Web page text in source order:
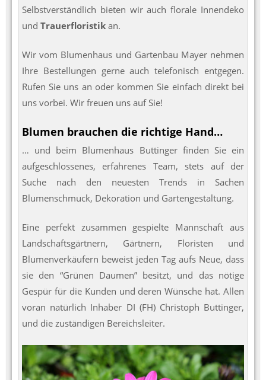
Selbstverständlich bieten wir auch florale Innendeko
und Trauerfloristik an.
Wir vom Blumenhaus und Gartenbau Mayer nehmen
Ihre Bestellungen gerne auch telefonisch entgegen.
Rufen Sie uns an oder kommen Sie einfach direkt bei
uns vorbei. Wir freuen uns auf Sie!
Blumen brauchen die richtige Hand…
… und beim Blumenhaus Buttinger finden Sie ein
aufgeschlossenes, erfahrenes Team, stets auf der
Suche nach den neuesten Trends in Sachen
Blumenschmuck, Dekoration und Gartengestaltung.
Eine perfekt zusammen gespielte Mannschaft aus
Landschaftsgärtnern, Gärtnern, Floristen und
Blumenverkäufern beweist jeden Tag aufs Neue, dass
sie den “Grünen Daumen” besitzt, und das nötige
Gespür für die Kunden und deren Wünsche hat. Allen
voran natürlich Inhaber DI (FH) Christoph Buttinger,
und die zuständigen Bereichsleiter.